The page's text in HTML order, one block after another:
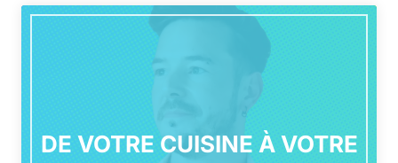
DE VOTRE CUISINE À VOTRE